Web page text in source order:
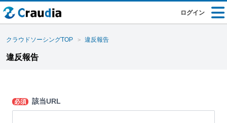
ログイン
クラウドソーシングTOP 違反報告
違反報告
必須 該当URL